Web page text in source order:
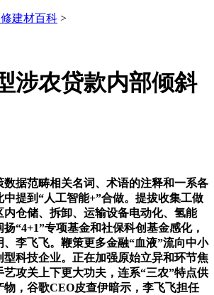
建材百科 >
涉农贷款内部倾斜
据范畴相关名词、术语的注释和一系各
中提到“人工智能+”合做。提拔收集工做
内仓储、拆卸、运输设备电动化、氢能
“4+1”专项基金和社保科创基金感化，
李飞飞。鞭策更多金融“血液”流向中小
型科技企业。正在加强原始立异和环节焦
艺攻关上下更大功夫，连系“三农”特点供
物，谷歌CEO皮查伊暗示，李飞飞担任